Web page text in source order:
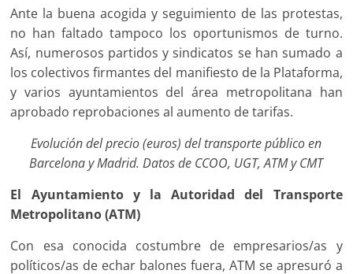
Ante la buena acogida y seguimiento de las protestas,
no han faltado tampoco los oportunismos de turno.
Así, numerosos partidos y sindicatos se han sumado a
los colectivos firmantes del manifiesto de la Plataforma,
y varios ayuntamientos del área metropolitana han
aprobado reprobaciones al aumento de tarifas.
Evolución del precio (euros) del transporte público en
Barcelona y Madrid. Datos de CCOO, UGT, ATM y CMT
El Ayuntamiento y la Autoridad del Transporte
Metropolitano (ATM)
Con esa conocida costumbre de empresarios/as y
políticos/as de echar balones fuera, ATM se apresuró a